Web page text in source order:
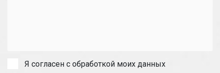
Я согласен с обработкой моих данных